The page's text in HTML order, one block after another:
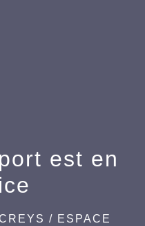
est en
/ ESPACE